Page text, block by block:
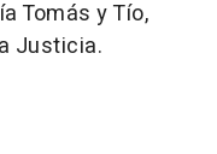
Tomás y Tío,
Justicia.